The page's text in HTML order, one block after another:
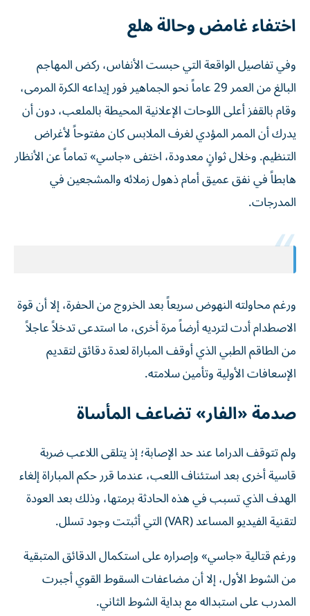
اختفاء غامض وحالة هلع
وفي تفاصيل الواقعة التي حبست الأنفاس، ركض المهاجم
البالغ من العمر 29 عاماً نحو الجماهير فور إيداعه الكرة المرمى،
وقام بالقفز أعلى اللوحات الإعلانية المحيطة بالملعب، دون أن
يدرك أن الممر المؤدي لغرف الملابس كان مفتوحاً لأغراض
التنظيم. وخلال ثوانٍ معدودة، اختفى «جاسي» تماماً عن الأنظار
هابطاً في نفق عميق أمام ذهول زملائه والمشجعين في
المدرجات.
ورغم محاولته النهوض سريعاً بعد الخروج من الحفرة، إلا أن قوة
الاصطدام أدت لترديه أرضاً مرة أخرى، ما استدعى تدخلاً عاجلاً
من الطاقم الطبي الذي أوقف المباراة لعدة دقائق لتقديم
الإسعافات الأولية وتأمين سلامته.
صدمة «الفار» تضاعف المأساة
ولم تتوقف الدراما عند حد الإصابة؛ إذ يتلقى اللاعب ضربة
قاسية أخرى بعد استئناف اللعب، عندما قرر حكم المباراة إلغاء
الهدف الذي تسبب في هذه الحادثة برمتها، وذلك بعد العودة
لتقنية الفيديو المساعد (VAR) التي أثبتت وجود تسلل.
ورغم قتالية «جاسي» وإصراره على استكمال الدقائق المتبقية
من الشوط الأول، إلا أن مضاعفات السقوط القوي أجبرت
المدرب على استبداله مع بداية الشوط الثاني.